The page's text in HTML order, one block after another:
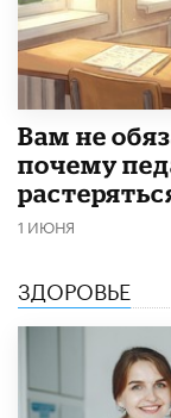
​Вам не
почему
1 ИЮНЯ
ЗДОРОВЬЕ